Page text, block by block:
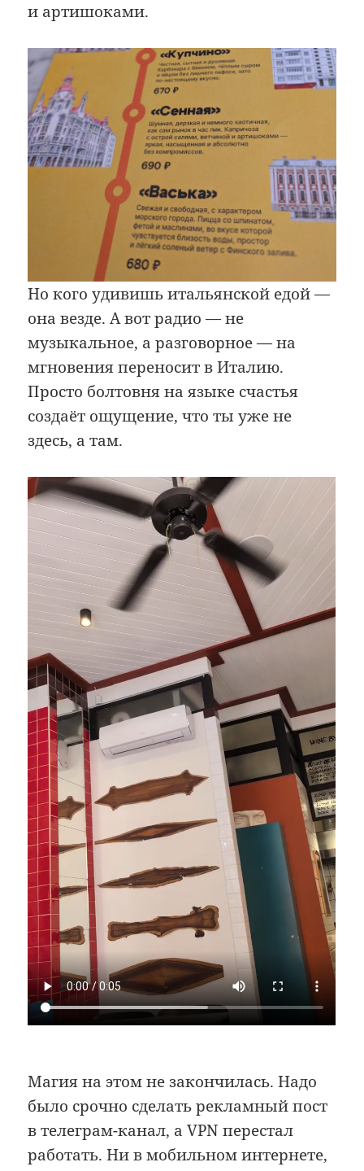
и артишоками.
Но кого удивишь итальянской едой —
она везде. А вот радио — не
музыкальное, а разговорное — на
мгновения переносит в Италию.
Просто болтовня на языке счастья
создаёт ощущение, что ты уже не
здесь, а там.
Магия на этом не закончилась. Надо
было срочно сделать рекламный пост
в телеграм-канал, а VPN перестал
работать. Ни в мобильном интернете,